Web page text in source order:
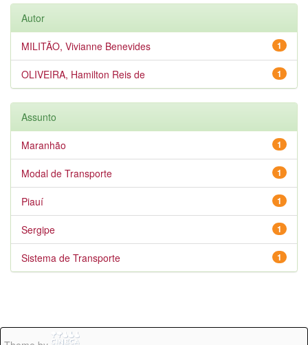
Autor
1
MILITÃO, Vivianne Benevides
1
OLIVEIRA, Hamilton Reis de
Assunto
1
Maranhão
1
Modal de Transporte
1
Piauí
1
Sergipe
1
Sistema de Transporte